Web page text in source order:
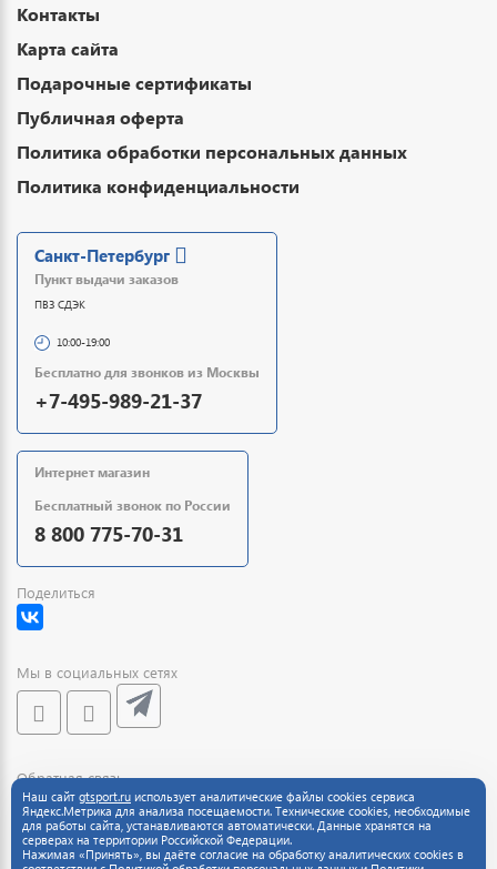
Контакты
Карта сайта
Подарочные сертификаты
Публичная оферта
Политика обработки персональных данных
Политика конфиденциальности
Санкт-Петербург
Пункт выдачи заказов
ПВЗ СДЭК
10:00-19:00
Бесплатно для звонков из Москвы
+7-495-989-21-37
Интернет магазин
Бесплатный звонок по России
8 800 775-70-31
Поделиться
Мы в социальных сетях
Обратная связь
Наш сайт gtsport.ru использует аналитические файлы cookies сервиса
Яндекс.Метрика для анализа посещаемости. Технические cookies, необходимые
для работы сайта, устанавливаются автоматически. Данные хранятся на
серверах на территории Российской Федерации.
Нажимая «Принять», вы даёте согласие на обработку аналитических cookies в